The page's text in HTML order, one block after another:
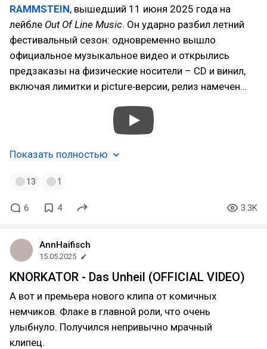
RAMMSTEIN, вышедший 11 июня 2025 года на
лейбле Out Of Line Music. Он ударно разбил летний
фестивальный сезон: одновременно вышло
официальное музыкальное видео и открылись
предзаказы на физические носители – CD и винил,
включая лимитки и picture‑версии, релиз намечен…
Показать полностью
13 1
6 4 3.3K
AnnHaifisch
15.05.2025
KNORKATOR - Das Unheil (OFFICIAL VIDEO)
А вот и премьера нового клипа от комичных
немчиков. Флаке в главной роли, что очень
улыбнуло. Получился непривычно мрачный
клипец.